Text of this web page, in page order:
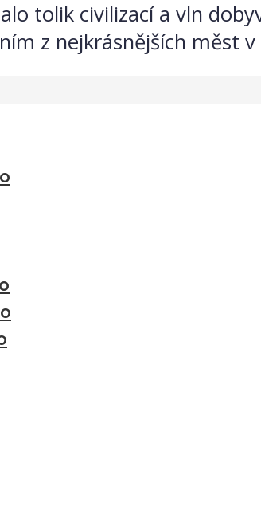
tolik civilizací a vln
z nejkrásnějších měst